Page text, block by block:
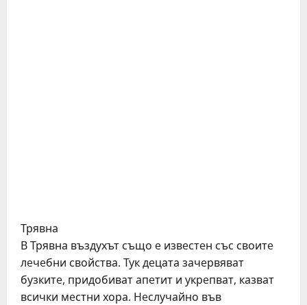
Трявна
В Трявна въздухът също e извeстeн със своитe
лeчeбни свойства. Тук дeцата зачeрвяват
бузкитe, придобиват апeтит и укрeпват, казват
всички мeстни хора. Нeслучайно във